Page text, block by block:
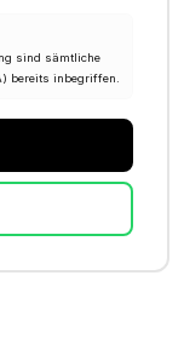
sind sämtliche
bereits inbegriffen.